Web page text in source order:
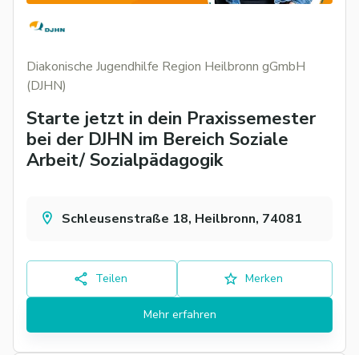
Diakonische Jugendhilfe Region Heilbronn gGmbH
(DJHN)
Starte jetzt in dein Praxissemester
bei der DJHN im Bereich Soziale
Arbeit/ Sozialpädagogik
Schleusenstraße 18, Heilbronn, 74081
Teilen Merken
Mehr erfahren